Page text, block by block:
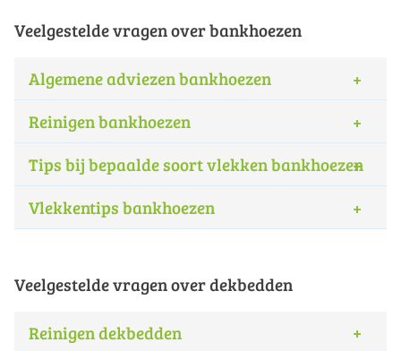
Veelgestelde vragen over bankhoezen
Algemene adviezen bankhoezen
Reinigen bankhoezen
Tips bij bepaalde soort vlekken bankhoezen
Vlekkentips bankhoezen
Veelgestelde vragen over dekbedden
Reinigen dekbedden